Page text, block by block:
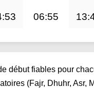
06:55
début fiables pour
(Fajr, Dhuhr, Asr,